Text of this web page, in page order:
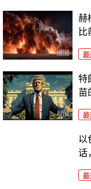
赫
比
最
特
苗
最
以
话
最